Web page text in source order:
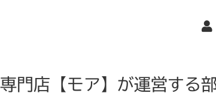
門店【モア】が運営する